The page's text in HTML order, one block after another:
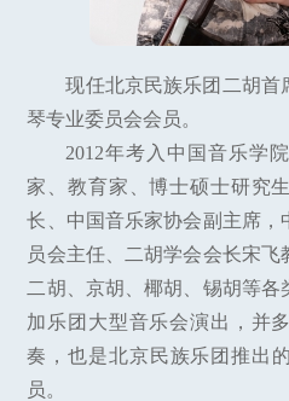
现任北京民族乐团二胡首
琴专业委员会会员。
2012年考入中国音乐学
家、教育家、博士硕士研究
长、中国音乐家协会副主席
员会主任、二胡学会会长宋
二胡、京胡、椰胡、锡胡等
加乐团大型音乐会演出，并
奏，也是北京民族乐团推出
员。